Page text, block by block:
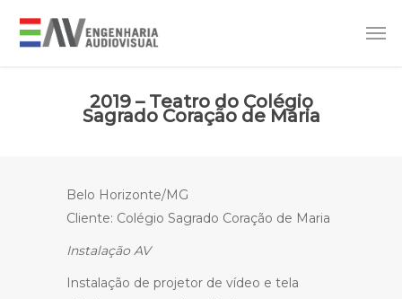
2019 – Teatro do Colégio
Sagrado Coração de Maria
Belo Horizonte/MG
Cliente: Colégio Sagrado Coração de Maria
Instalação AV
Instalação de projetor de vídeo e tela